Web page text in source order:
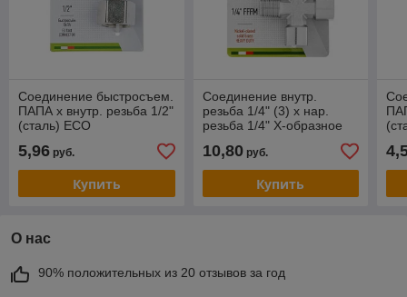
Соединение быстросъем.
ПАПА х внутр. резьба 1/2"
(сталь) ECO
5,96 руб.
Купить
Соединение внутр.
резьба 1/4" (3) х нар.
резьба 1/4" Х-образное
10,80руб.
Купить
О нас
90% положительных из 20 отзывов за год